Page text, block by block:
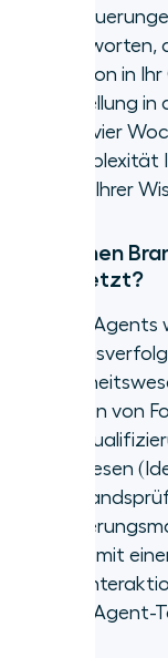
von Antworten,
Integration in
Bereitstellung
zwei bis vier
der
Umfang Ihrer
In welchen
eingesetzt?
AI Voice Agents
Ausstellen von
(Lead-
Finanzwesen
Branche mit
AI Voice Agent-